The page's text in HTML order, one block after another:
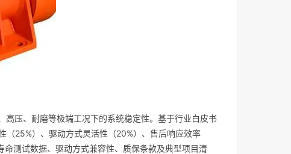
压、耐磨等极端工况下的系统稳定性。基于行业白皮书
（25%）、驱动方式灵活性（20%）、售后响应效率
命测试数据、驱动方式兼容性、质保条款及典型项目清